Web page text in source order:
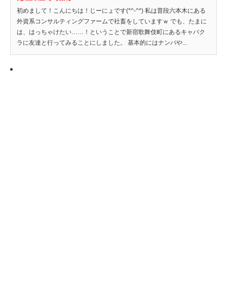
初めまして！こんにちは！じーにょです(*^-^*) 私は普段六本木にある
外資系コンサルティングファームで社畜をしていますｗ でも、たまに
は、はっちゃけたい……！ということで新宿歌舞伎町にあるキャバク
ラに友達と行ってみることにしました。 基本的にはナンパや...